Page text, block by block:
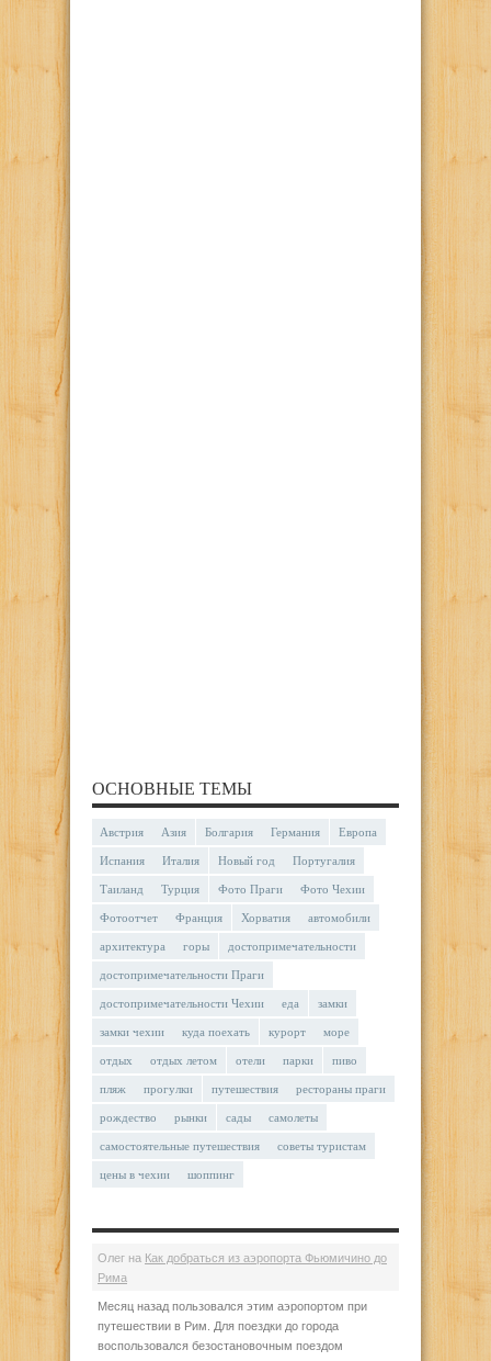
ОСНОВНЫЕ ТЕМЫ
Австрия Азия Болгария Германия Европа
Испания Италия Новый год Португалия
Таиланд Турция Фото Праги Фото Чехии
Фотоотчет Франция Хорватия автомобили
архитектура горы достопримечательности
достопримечательности Праги
достопримечательности Чехии еда замки
замки чехии куда поехать курорт море
отдых отдых летом отели парки пиво
пляж прогулки путешествия рестораны праги
рождество рынки сады самолеты
самостоятельные путешествия советы туристам
цены в чехии шоппинг
Олег на Как добраться из аэропорта Фьюмичино до
Рима
Месяц назад пользовался этим аэропортом при
путешествии в Рим. Для поездки до города
воспользовался безостановочным поездом